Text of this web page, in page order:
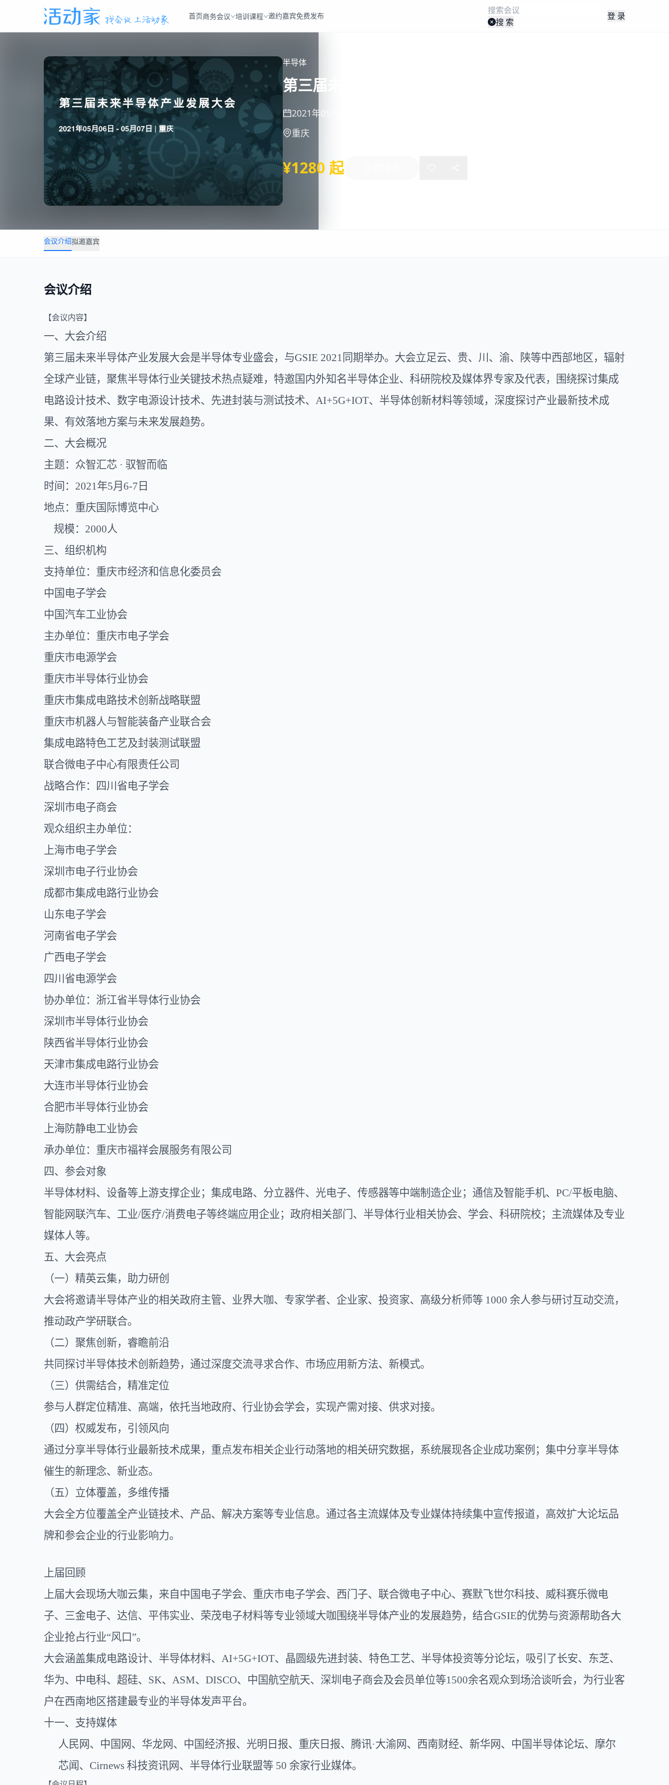
首页商务会议 培训课程 邀约嘉宾免费发布
搜 索
登 录
半导体
第三届未来半导体产业发展大会
2021年05月06日
重庆
¥1280 起
会议介绍拟邀嘉宾
会议介绍
【会议内容】
一、大会介绍
第三届未来半导体产业发展大会是半导体专业盛会，与GSIE 2021同期举办。大会立足云、贵、川、渝、陕等中西部地区，辐射
全球产业链，聚焦半导体行业关键技术热点疑难，特邀国内外知名半导体企业、科研院校及媒体界专家及代表，围绕探讨集成
电路设计技术、数字电源设计技术、先进封装与测试技术、AI+5G+IOT、半导体创新材料等领域，深度探讨产业最新技术成
果、有效落地方案与未来发展趋势。
二、大会概况
主题：众智汇芯 · 驭智而临
时间： 2021年5月6-7日
地点：重庆国际博览中心
规模： 2000人
三、组织机构
支持单位：重庆市经济和信息化委员会
中国电子学会
中国汽车工业协会
主办单位：重庆市电子学会
重庆市电源学会
重庆市半导体行业协会
重庆市集成电路技术创新战略联盟
重庆市机器人与智能装备产业联合会
集成电路特色工艺及封装测试联盟
联合微电子中心有限责任公司
战略合作：四川省电子学会
深圳市电子商会
观众组织主办单位：
上海市电子学会
深圳市电子行业协会
成都市集成电路行业协会
山东电子学会
河南省电子学会
广西电子学会
四川省电源学会
协办单位：浙江省半导体行业协会
深圳市半导体行业协会
陕西省半导体行业协会
天津市集成电路行业协会
大连市半导体行业协会
合肥市半导体行业协会
上海防静电工业协会
承办单位：重庆市福祥会展服务有限公司
四、参会对象
半导体材料、设备等上游支撑企业；集成电路、分立器件、光电子、传感器等中端制造企业；通信及智能手机、 PC/平板电脑、
智能网联汽车、工业/医疗/消费电子等终端应用企业；政府相关部门、半导体行业相关协会、学会、科研院校；主流媒体及专业
媒体人等。
五、大会亮点
（一）精英云集，助力研创
大会将邀请半导体产业的相关政府主管、业界大咖、专家学者、企业家、投资家、高级分析师等 1000 余人参与研讨互动交流，
推动政产学研联合。
（二）聚焦创新，睿瞻前沿
共同探讨半导体技术创新趋势，通过深度交流寻求合作、市场应用新方法、新模式。
（三）供需结合，精准定位
参与人群定位精准、高端，依托当地政府、行业协会学会，实现产需对接、供求对接。
（四）权威发布，引领风向
通过分享半导体行业最新技术成果，重点发布相关企业行动落地的相关研究数据，系统展现各企业成功案例；集中分享半导体
催生的新理念、新业态。
（五）立体覆盖，多维传播
大会全方位覆盖全产业链技术、产品、解决方案等专业信息。通过各主流媒体及专业媒体持续集中宣传报道，高效扩大论坛品
牌和参会企业的行业影响力。
上届回顾
上届大会现场大咖云集，来自中国电子学会、重庆市电子学会、西门子、联合微电子中心、赛默飞世尔科技、威科赛乐微电
子、三金电子、达信、平伟实业、荣茂电子材料等专业领域大咖 围绕半导体产业的发展趋势，结合GSIE的优势与资源帮助各大
企业抢占行业“风口”。
大会涵盖集成电路设计、半导体材料、 AI+5G+IOT、晶圆级先进封装、特色工艺、半导体投资等分论坛，吸引了长安、东芝、
华为、中电科、超硅、SK、ASM、DISCO、中国航空航天、深圳电子商会及会员单位等1500余名观众到场洽谈听会，为行业客
户在西南地区搭建最专业的半导体发声平台。
十一、 支持媒体
人民网、中国网、华龙网、中国经济报、光明日报、重庆日报、 腾讯·大渝网、西南财经、新华网、中国半导体论坛、 摩尔
芯闻 、 Cirnews 科技资讯网、半导体行业联盟等 50 余家行业媒体。